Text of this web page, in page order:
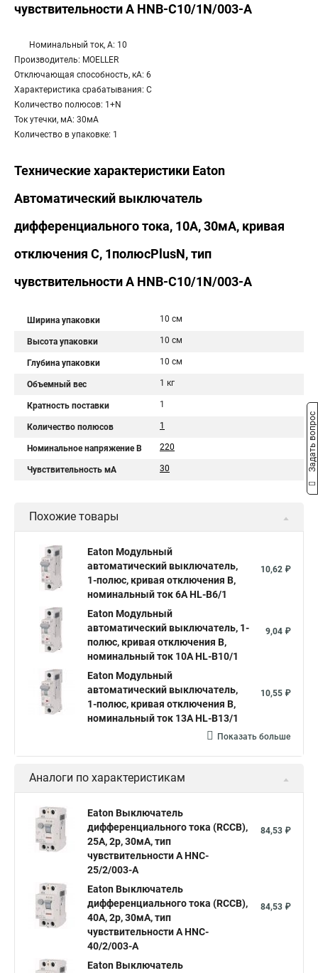
чувствительности A HNB-C10/1N/003-A
Номинальный ток, А: 10
Производитель: MOELLER
Отключающая способность, кА: 6
Характеристика срабатывания: C
Количество полюсов: 1+N
Ток утечки, мА: 30мА
Количество в упаковке: 1
Технические характеристики Eaton
Автоматический выключатель
дифференциального тока, 10A, 30мА, кривая
отключения C, 1полюсPlusN, тип
чувствительности A HNB-C10/1N/003-A
Ширина упаковки 10 см
Высота упаковки 10 см
Глубина упаковки 10 см
Объемный вес 1 кг
Кратность поставки 1
Количество полюсов 1
Номинальное напряжение В 220
Чувствительность мА 30
Похожие товары
Eaton Модульный
автоматический выключатель,
1-полюс, кривая отключения B,
номинальный ток 6А HL-B6/1
10,62 ₽
Eaton Модульный
автоматический выключатель, 1-
полюс, кривая отключения B,
номинальный ток 10А HL-B10/1
9,04 ₽
Eaton Модульный
автоматический выключатель,
1-полюс, кривая отключения B,
номинальный ток 13А HL-B13/1
10,55 ₽
Показать больше
Аналоги по характеристикам
Eaton Выключатель
дифференциального тока (RCCB),
25A, 2p, 30мА, тип
чувствительности A HNC-
25/2/003-A
84,53 ₽
Eaton Выключатель
дифференциального тока (RCCB),
40A, 2p, 30мА, тип
чувствительности A HNC-
40/2/003-A
84,53 ₽
Eaton Выключатель
Задать вопрос